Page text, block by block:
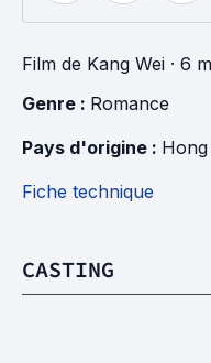
Film de Kang Wei · 6
Genre : Romance
Pays d'origine :
Fiche technique
CASTING